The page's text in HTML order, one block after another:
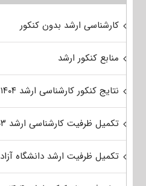
کارشناسی ارشد بدون کنکور
منابع کنکور ارشد
نتایج کنکور کارشناسی ارشد ۱۴۰۴
تکمیل ظرفیت کارشناسی ارشد ۱۴۰۳
تکمیل ظرفیت ارشد دانشگاه آزاد ۱۴۰۳